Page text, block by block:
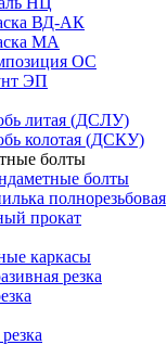
ВД-АК
МА
ОС
ЭП
литая (ДСЛУ)
колотая (ДСКУ)
болты
болты
полнорезьбовая
прокат
каркасы
резка